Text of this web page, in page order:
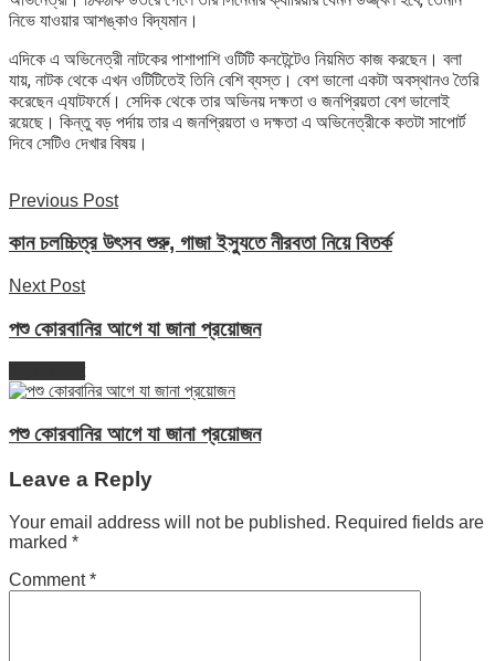
নিভে যাওয়ার আশঙ্কাও বিদ্যমান।
এদিকে এ অভিনেত্রী নাটকের পাশাপাশি ওটিটি কনটেন্টেও নিয়মিত কাজ করছেন। বলা
যায়, নাটক থেকে এখন ওটিটিতেই তিনি বেশি ব্যস্ত। বেশ ভালো একটা অবস্থানও তৈরি
করেছেন এ্যাটফর্মে। সেদিক থেকে তার অভিনয় দক্ষতা ও জনপ্রিয়তা বেশ ভালোই
রয়েছে। কিন্তু বড় পর্দায় তার এ জনপ্রিয়তা ও দক্ষতা এ অভিনেত্রীকে কতটা সাপোর্ট
দিবে সেটিও দেখার বিষয়।
Previous Post
কান চলচ্চিত্র উৎসব শুরু, গাজা ইস্যুতে নীরবতা নিয়ে বিতর্ক
Next Post
পশু কোরবানির আগে যা জানা প্রয়োজন
পশু কোরবানির আগে যা জানা প্রয়োজন
Leave a Reply
Your email address will not be published. Required fields are
marked *
Comment*